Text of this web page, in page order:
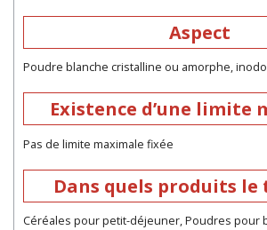
Aspect
Poudre blanche cristalline ou amorphe,
Existence d’une limite
Pas de limite maximale fixée
Dans quels produits le
Céréales pour petit-déjeuner, Poudres pour